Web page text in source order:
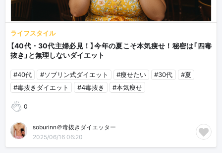
ライフスタイル
【40代・30代主婦必見！】今年の夏こそ本気痩せ！秘密は「四毒
抜き」と無理しないダイエット
#40代 #ソブリン式ダイエット #痩せたい #30代
#夏
#毒抜きダイエット
#4毒抜き #本気痩せ
0
soburinn＠毒抜きダイエッター
2025/06/16 06:20